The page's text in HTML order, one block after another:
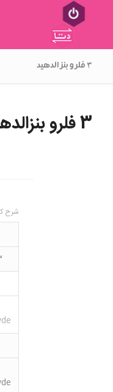
۳ فلرو بنزالدهید
3 فلرو بنزالدهید
شرح
3